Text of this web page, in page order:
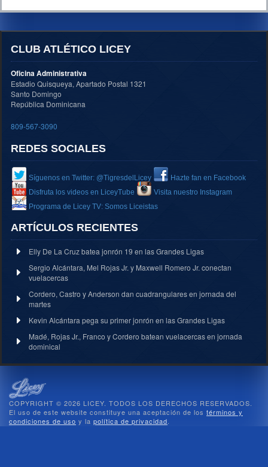
CLUB ATLÉTICO LICEY
Oficina Administrativa
Estadio Quisqueya, Apartado Postal 1321
Santo Domingo
República Dominicana
809-567-3090
REDES SOCIALES
Síguenos en Twitter: @TigresdelLicey
Hazte fan en Facebook
Disfruta los videos en LiceyTube
Visita nuestro Instagram
Programa de Licey TV: Somos Liceistas
ARTÍCULOS RECIENTES
Elly De La Cruz batea jonrón 19 en las Grandes Ligas
Sergio Alcántara, Mel Rojas Jr. y Maxwell Romero Jr. conectan
vuelacercas
Cordero, Castro y Anderson dan cuadrangulares en jornada del
martes
Kevin Alcántara pega su primer jonrón en las Grandes Ligas
Madé, Rojas Jr., Franco y Cordero batean vuelacercas en jornada
dominical
COPYRIGHT © 2026 LICEY. TODOS LOS DERECHOS RESERVADOS.
El uso de este website constituye una aceptación de los términos y
condiciones de uso y la política de privacidad